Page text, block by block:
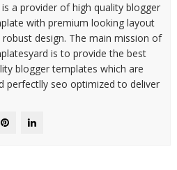
is a provider of high quality blogger
with premium looking layout
robust design. The main mission of
is to provide the best
blogger templates which are
perfectlly seo optimized to deliver